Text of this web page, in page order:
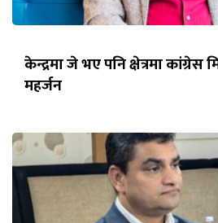
केन्द्रमा जे भए पनि क्षेत्रमा
महर्जन